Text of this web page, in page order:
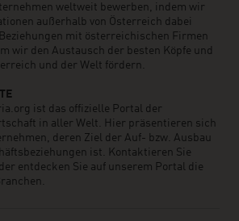
weltweit bewerben, indem wir
außerhalb von Österreich dabei
mit österreichischen Firmen
wir den Austausch der besten Köpfe und
und der Welt fördern.
ist das offizielle Portal der
in aller Welt. Hier präsentieren sich
deren Ziel der Auf- bzw. Ausbau
ist. Kontaktieren Sie
entdecken Sie auf unserem Portal die